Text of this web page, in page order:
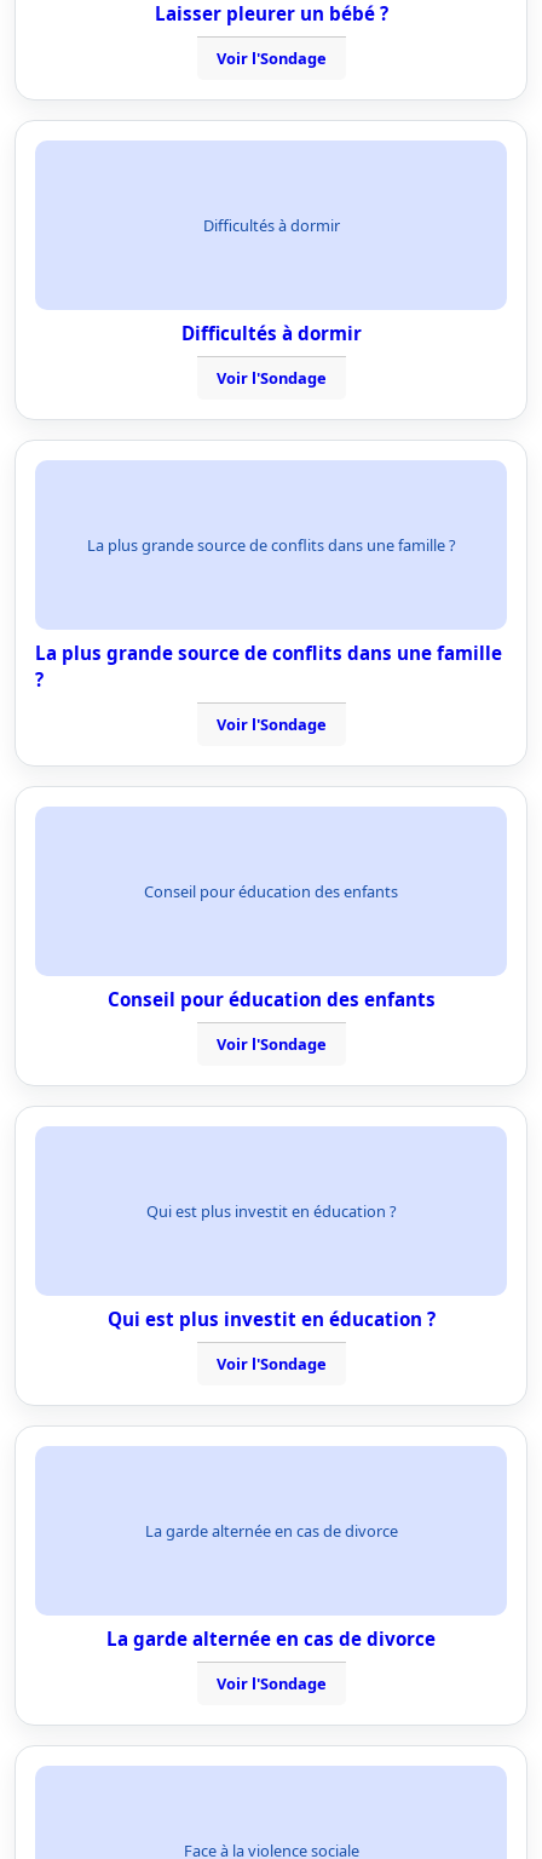
Laisser pleurer un bébé ?
Voir l'Sondage
Difficultés à dormir
Difficultés à dormir
Voir l'Sondage
La plus grande source de conflits dans une famille ?
La plus grande source de conflits dans une famille
?
Voir l'Sondage
Conseil pour éducation des enfants
Conseil pour éducation des enfants
Voir l'Sondage
Qui est plus investit en éducation ?
Qui est plus investit en éducation ?
Voir l'Sondage
La garde alternée en cas de divorce
La garde alternée en cas de divorce
Voir l'Sondage
Face à la violence sociale